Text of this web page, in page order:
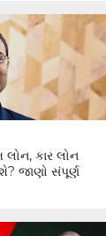
લોન, કાર લોન
જાણો સંપૂર્ણ